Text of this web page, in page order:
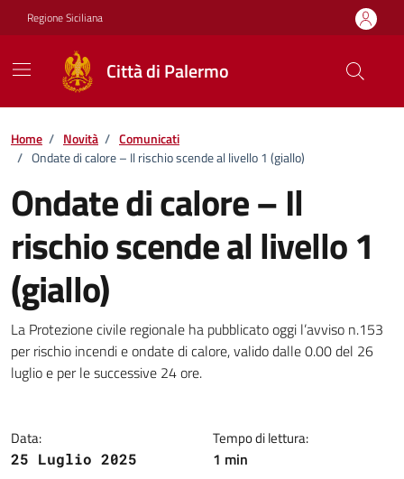
Vai ai contenuti
Vai al footer
Regione Siciliana
Città di Palermo
Home / Novità / Comunicati
/ Ondate di calore – Il rischio scende al livello 1 (giallo)
Ondate di calore – Il
rischio scende al livello 1
(giallo)
Dettagli della notizia
La Protezione civile regionale ha pubblicato oggi l’avviso n.153
per rischio incendi e ondate di calore, valido dalle 0.00 del 26
luglio e per le successive 24 ore.
Data:
25 Luglio 2025
Tempo di lettura:
1 min